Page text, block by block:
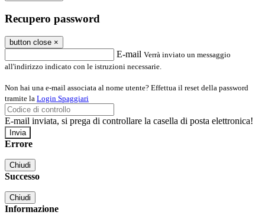
Recupero password
button close ×
E-mail Verrà inviato un messaggio
all'indirizzo indicato con le istruzioni necessarie.
Non hai una e-mail associata al nome utente? Effettua il reset della password
tramite la Login Spaggiari
E-mail inviata, si prega di controllare la casella di posta elettronica!
Errore
Chiudi
Successo
Chiudi
Informazione